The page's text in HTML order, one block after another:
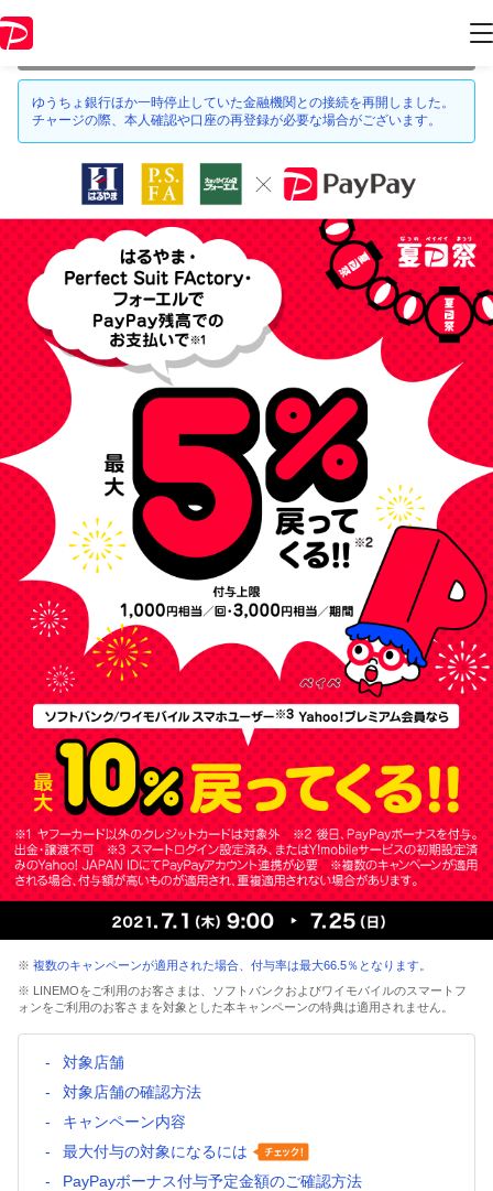
情報はキャンペーン終了時点のものになります。
ゆうちょ銀行ほか一時停止していた金融機関との接続を再開しました。
チャージの際、本人確認や口座の再登録が必要な場合がございます。
※ 複数のキャンペーンが適用された場合、付与率は最大66.5％となります。
※ LINEMOをご利用のお客さまは、ソフトバンクおよびワイモバイルのスマートフ
ォンをご利用のお客さまを対象とした本キャンペーンの特典は適用されません。
対象店舗
対象店舗の確認方法
キャンペーン内容
最大付与の対象になるには
PayPayボーナス付与予定金額のご確認方法